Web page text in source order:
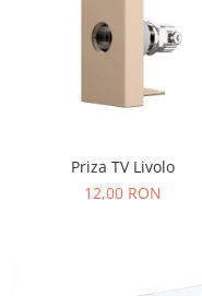
Priza TV Livolo
12,00 RON